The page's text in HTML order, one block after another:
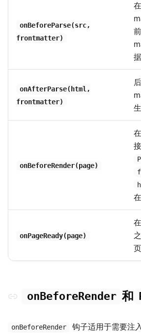
onBeforeParse(src,
frontmatter)
据
onAfterParse(html,
frontmatter)
onBeforeRender(page)
onPageReady(page)
onBeforeRender 和
onBeforeRender
钩子适用于需要注